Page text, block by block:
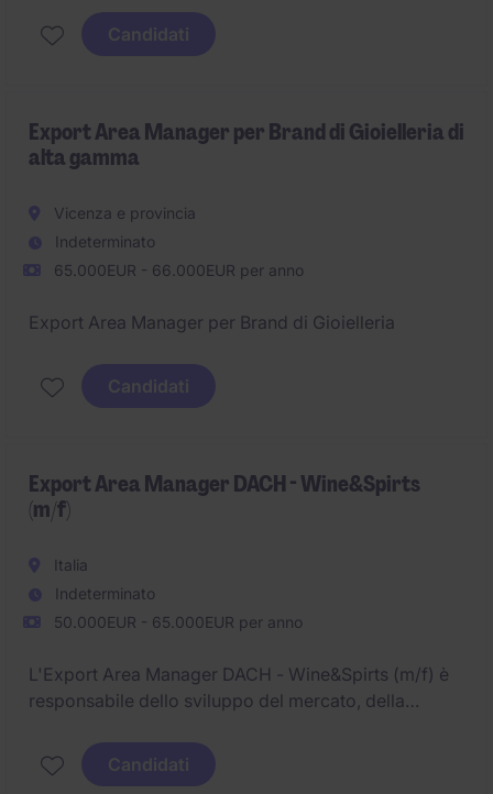
con l'obiettivo di consolidare il business esistente e
sviluppare nuove opportunità nei mercati esteri e
Candidati
Export Area Manager per Brand di Gioielleria di
alta gamma
Vicenza e provincia
Indeterminato
65.000EUR - 66.000EUR per anno
Export Area Manager per Brand di Gioielleria
Candidati
Export Area Manager DACH - Wine&Spirts
(m/f)
Italia
Indeterminato
50.000EUR - 65.000EUR per anno
L'Export Area Manager DACH - Wine&Spirts (m/f) è
responsabile dello sviluppo del mercato, della
dell'implementazione delle strategie di crescita nei
canali Ho.Re.Ca. e GDO. Il ruolo prevede attività di
Candidati